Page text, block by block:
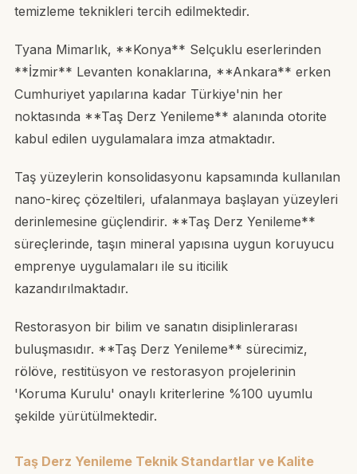
temizleme teknikleri tercih edilmektedir.
Tyana Mimarlık, **Konya** Selçuklu eserlerinden
**İzmir** Levanten konaklarına, **Ankara** erken
Cumhuriyet yapılarına kadar Türkiye'nin her
noktasında **Taş Derz Yenileme** alanında otorite
kabul edilen uygulamalara imza atmaktadır.
Taş yüzeylerin konsolidasyonu kapsamında kullanılan
nano-kireç çözeltileri, ufalanmaya başlayan yüzeyleri
derinlemesine güçlendirir. **Taş Derz Yenileme**
süreçlerinde, taşın mineral yapısına uygun koruyucu
emprenye uygulamaları ile su iticilik
kazandırılmaktadır.
Restorasyon bir bilim ve sanatın disiplinlerarası
buluşmasıdır. **Taş Derz Yenileme** sürecimiz,
rölöve, restitüsyon ve restorasyon projelerinin
'Koruma Kurulu' onaylı kriterlerine %100 uyumlu
şekilde yürütülmektedir.
Taş Derz Yenileme Teknik Standartlar ve Kalite